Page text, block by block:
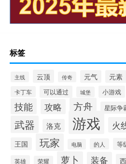
标签
主线 云顶 传奇 元气 元素
卡丁车 可以通过 城堡 小游戏
技能 攻略 方舟 星际争
武器 洛克 游戏 火
王国 玩家 电脑 的人 等
英雄 荣耀 萝卜 装备